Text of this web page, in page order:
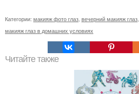
Категории: макияж фото глаз, вечерний макияж глаз,
макияж глаз в домашних условиях
Читайте также